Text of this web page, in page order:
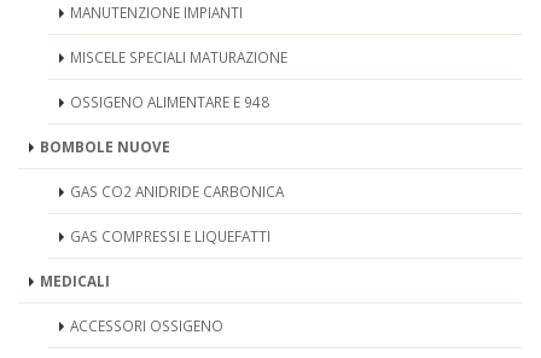
MANUTENZIONE IMPIANTI
MISCELE SPECIALI MATURAZIONE
OSSIGENO ALIMENTARE E 948
BOMBOLE NUOVE
GAS CO2 ANIDRIDE CARBONICA
GAS COMPRESSI E LIQUEFATTI
MEDICALI
ACCESSORI OSSIGENO